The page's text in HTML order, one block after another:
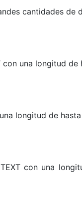
cantidades de
con una longitud
longitud de
con una